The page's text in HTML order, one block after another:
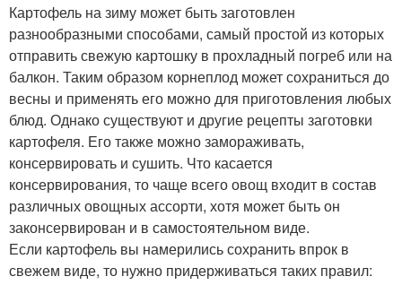
Картофель на зиму может быть заготовлен
разнообразными способами, самый простой из которых
отправить свежую картошку в прохладный погреб или на
балкон. Таким образом корнеплод может сохраниться до
весны и применять его можно для приготовления любых
блюд. Однако существуют и другие рецепты заготовки
картофеля. Его также можно замораживать,
консервировать и сушить. Что касается
консервирования, то чаще всего овощ входит в состав
различных овощных ассорти, хотя может быть он
законсервирован и в самостоятельном виде.
Если картофель вы намерились сохранить впрок в
свежем виде, то нужно придерживаться таких правил: